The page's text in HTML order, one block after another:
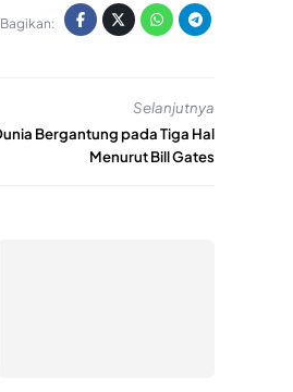
Bagikan:
Selanjutnya
Bergantung pada Tiga Hal
Menurut Bill Gates